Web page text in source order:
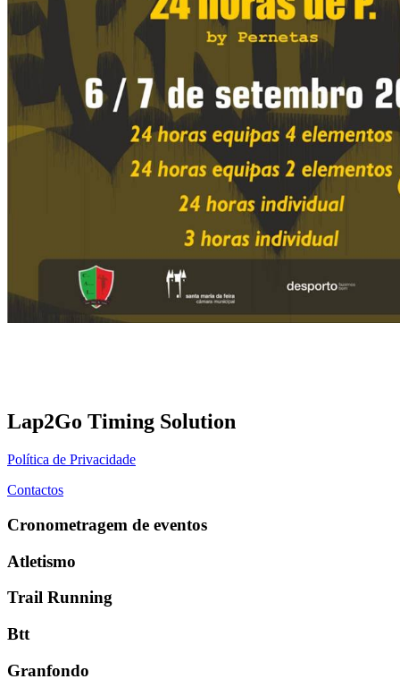
Lap2Go Timing Solution
Política de Privacidade
Contactos
Cronometragem de eventos
Atletismo
Trail Running
Btt
Granfondo